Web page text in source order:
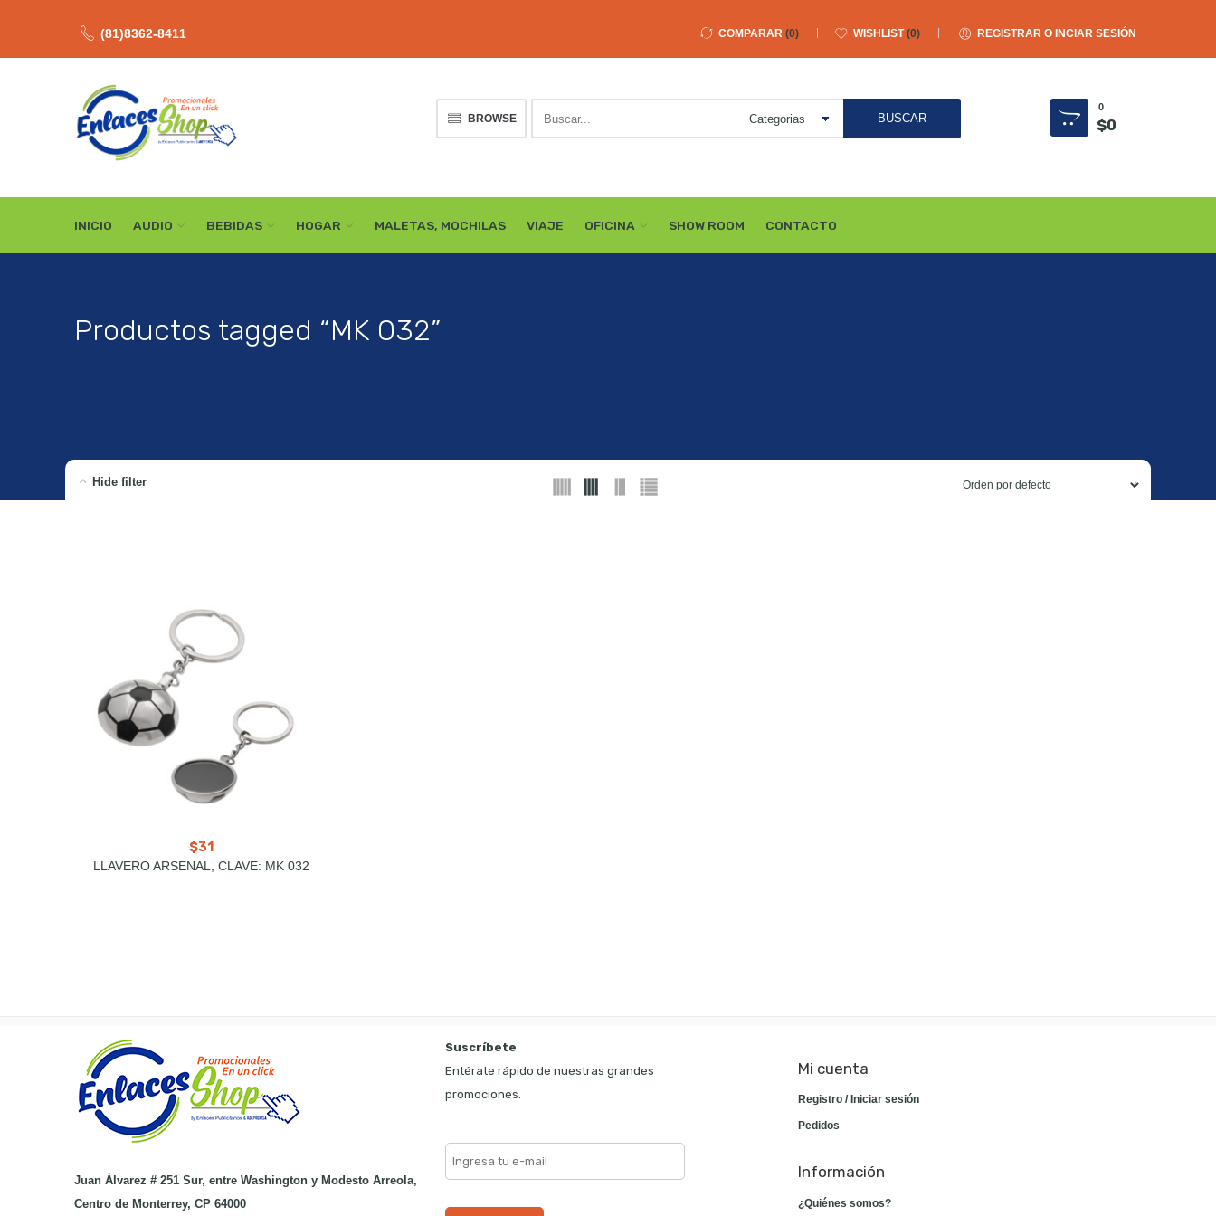
(81)8362-8411 COMPARAR 0 WISHLIST 0 REGISTRAR O INCIAR SESIÓN
BROWSE
here
0
$0
INICIO AUDIO BEBIDAS HOGAR MALETAS, MOCHILAS VIAJE OFICINA SHOW ROOM CONTACTO
Productos tagged “MK 032”
Hide filter
$31
LLAVERO ARSENAL, CLAVE: MK 032
Juan Álvarez # 251 Sur, entre Washington y Modesto Arreola,
Centro de Monterrey, CP 64000
Suscríbete
Entérate rápido de nuestras grandes
promociones.
Mi cuenta
Registro / Iniciar sesión
Pedidos
Información
¿Quiénes somos?